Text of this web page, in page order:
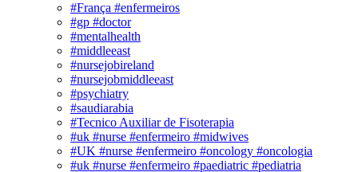
#França #enfermeiros
#gp #doctor
#mentalhealth
#middleeast
#nursejobireland
#nursejobmiddleeast
#psychiatry
#saudiarabia
#Tecnico Auxiliar de Fisoterapia
#uk #nurse #enfermeiro #midwives
#UK #nurse #enfermeiro #oncology #oncologia
#uk #nurse #enfermeiro #paediatric #pediatria